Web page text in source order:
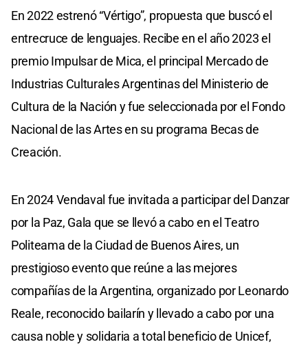
En 2022 estrenó “Vértigo”, propuesta que buscó el
entrecruce de lenguajes. Recibe en el año 2023 el
premio Impulsar de Mica, el principal Mercado de
Industrias Culturales Argentinas del Ministerio de
Cultura de la Nación y fue seleccionada por el Fondo
Nacional de las Artes en su programa Becas de
Creación.
En 2024 Vendaval fue invitada a participar del Danzar
por la Paz, Gala que se llevó a cabo en el Teatro
Politeama de la Ciudad de Buenos Aires, un
prestigioso evento que reúne a las mejores
compañías de la Argentina, organizado por Leonardo
Reale, reconocido bailarín y llevado a cabo por una
causa noble y solidaria a total beneficio de Unicef,